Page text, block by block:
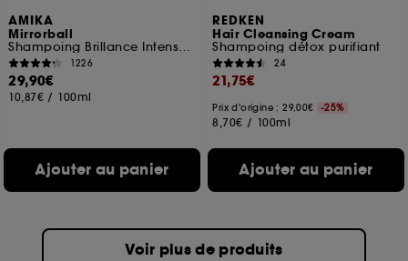
AMIKA
Mirrorball
Shampoing Brillance Intense & Antioxydant
1226
29,90€
10,87€ / 100ml
Ajouter au panier
REDKEN
Hair Cleansing Cream
Shampoing détox purifiant
24
21,75€
Prix d'origine : 29,00€ -25%
8,70€ / 100ml
Ajouter au panier
Voir plus de produits